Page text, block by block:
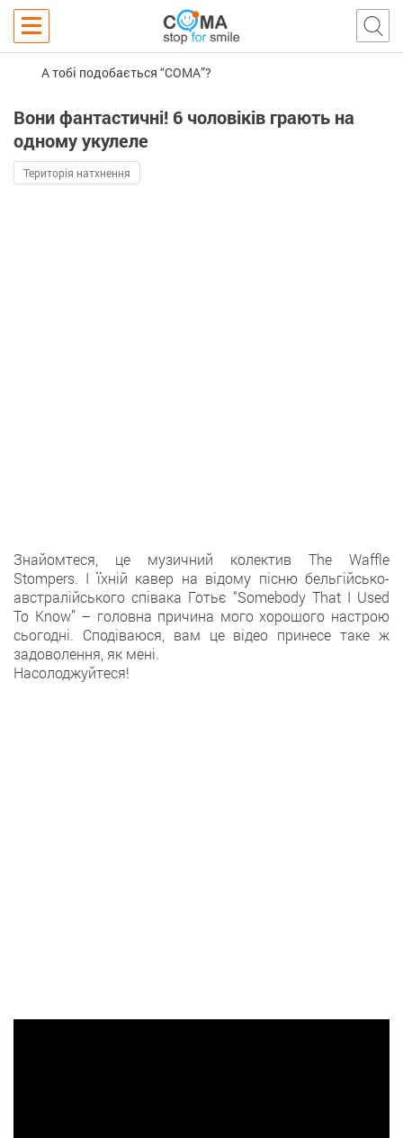
А тобі подобається “COMA”?
Вони фантастичні! 6 чоловіків грають на
одному укулеле
Територія натхнення
Знайомтеся, це музичний колектив The Waffle
Stompers. І їхній кавер на відому пісню бельгійсько-
австралійського співака Готьє “Somebody That I Used
To Know” – головна причина мого хорошого настрою
сьогодні. Сподіваюся, вам це відео принесе таке ж
задоволення, як мені.
Насолоджуйтеся!